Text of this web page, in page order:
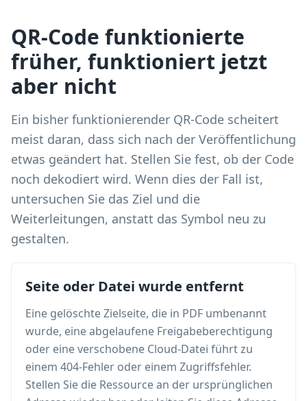
QR-Code funktionierte
früher, funktioniert jetzt
aber nicht
Ein bisher funktionierender QR-Code scheitert
meist daran, dass sich nach der Veröffentlichung
etwas geändert hat. Stellen Sie fest, ob der Code
noch dekodiert wird. Wenn dies der Fall ist,
untersuchen Sie das Ziel und die
Weiterleitungen, anstatt das Symbol neu zu
gestalten.
Seite oder Datei wurde entfernt
Eine gelöschte Zielseite, die in PDF umbenannt
wurde, eine abgelaufene Freigabeberechtigung
oder eine verschobene Cloud-Datei führt zu
einem 404-Fehler oder einem Zugriffsfehler.
Stellen Sie die Ressource an der ursprünglichen